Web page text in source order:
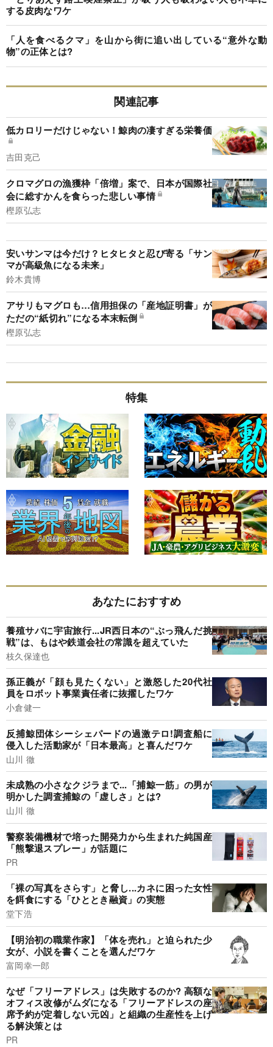
する皮肉なワケ
「人を食べるクマ」を山から街に追い出している“意外な動
物”の正体とは?
関連記事
低カロリーだけじゃない！鯨肉の凄すぎる栄養価
吉田克己
クロマグロの漁獲枠「倍増」案で、日本が国際社
会に総すかんを食らった悲しい事情
樫原弘志
安いサンマは今だけ？ヒタヒタと忍び寄る「サン
マが高級魚になる未来」
鈴木貴博
アサリもマグロも…信用担保の「産地証明書」が
ただの“紙切れ”になる本末転倒
樫原弘志
特集
あなたにおすすめ
養殖サバに宇宙旅行...JR西日本の“ぶっ飛んだ挑
戦”は、もはや鉄道会社の常識を超えていた
枝久保達也
孫正義が「顔も見たくない」と激怒した20代社
員をロボット事業責任者に抜擢したワケ
小倉健一
反捕鯨団体シーシェパードの過激テロ!調査船に
侵入した活動家が「日本最高」と喜んだワケ
山川 徹
未成熟の小さなクジラまで...「捕鯨一筋」の男が
明かした調査捕鯨の「虚しさ」とは?
山川 徹
警察装備機材で培った開発力から生まれた純国産
「熊撃退スプレー」が話題に
PR
「裸の写真をさらす」と脅し...カネに困った女性
を餌食にする「ひととき融資」の実態
堂下浩
【明治初の職業作家】「体を売れ」と迫られた少
女が、小説を書くことを選んだワケ
富岡幸一郎
なぜ「フリーアドレス」は失敗するのか? 高額な
オフィス改修がムダになる「フリーアドレスの座
席予約が定着しない元凶」と組織の生産性を上げ
る解決策とは
PR